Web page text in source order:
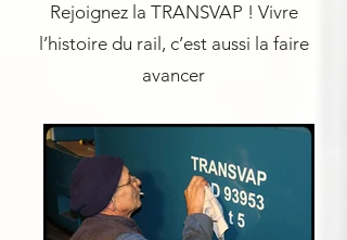
Rejoignez la TRANSVAP ! Vivre
l’histoire du rail, c’est aussi la faire
avancer